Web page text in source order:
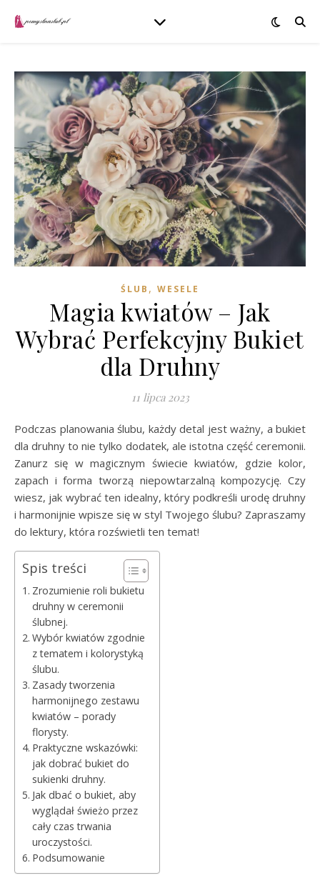
ŚLUB , WESELE
Magia kwiatów – Jak
Wybrać Perfekcyjny Bukiet
dla Druhny
11 lipca 2023
Podczas planowania ślubu, każdy detal jest ważny, a bukiet
dla druhny to nie tylko dodatek, ale istotna część ceremonii.
Zanurz się w magicznym świecie kwiatów, gdzie kolor,
zapach i forma tworzą niepowtarzalną kompozycję. Czy
wiesz, jak wybrać ten idealny, który podkreśli urodę druhny
i harmonijnie wpisze się w styl Twojego ślubu? Zapraszamy
do lektury, która rozświetli ten temat!
Spis treści
Zrozumienie roli bukietu
druhny w ceremonii
ślubnej.
Wybór kwiatów zgodnie
z tematem i kolorystyką
ślubu.
Zasady tworzenia
harmonijnego zestawu
kwiatów – porady
florysty.
Praktyczne wskazówki:
jak dobrać bukiet do
sukienki druhny.
Jak dbać o bukiet, aby
wyglądał świeżo przez
cały czas trwania
uroczystości.
Podsumowanie